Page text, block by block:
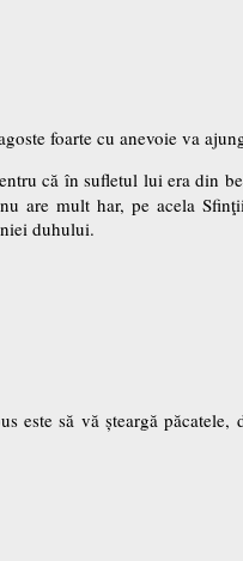
foarte cu anevoie va
că în sufletul lui era din
are mult har, pe acela
duhului.
este să vă șteargă